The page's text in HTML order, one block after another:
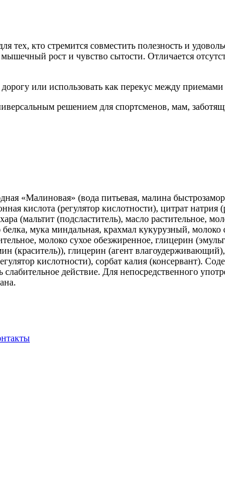
тех, кто стремится совместить полезность и
рост и чувство сытости. Отличается
или использовать как перекус между
решением для спортсменов, мам,
«Малиновая» (вода питьевая, малина
кислота (регулятор кислотности), цитрат натрия
(мальтит (подсластитель), масло растительное,
мука миндальная, крахмал кукурузный,
молоко сухое обезжиренное, глицерин
(краситель)), глицерин (агент
кислотности), сорбат калия (консервант).
действие. Для непосредственного